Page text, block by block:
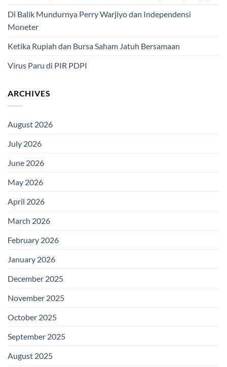
Di Balik Mundurnya Perry Warjiyo dan Independensi
Moneter
Ketika Rupiah dan Bursa Saham Jatuh Bersamaan
Virus Paru di PIR PDPI
ARCHIVES
August 2026
July 2026
June 2026
May 2026
April 2026
March 2026
February 2026
January 2026
December 2025
November 2025
October 2025
September 2025
August 2025